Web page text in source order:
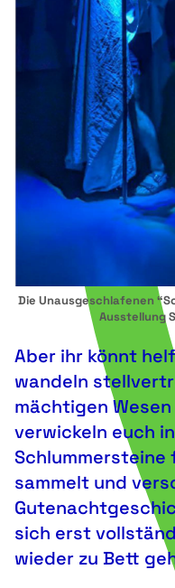
Die Unausgeschlafenen
Ausstellung
Aber ihr könnt
wandeln
mächtigen
verwickeln euch
Schlummersteine
sammelt und
sich erst
wieder zu Bett